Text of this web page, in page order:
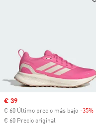
Precio de venta
€ 39
€ 60 Último precio más bajo -35%
€ 60 Precio original